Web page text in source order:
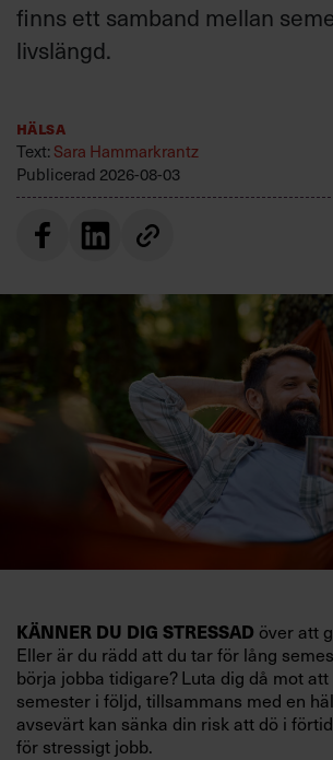
finns ett samband mellan
livslängd.
Hälsa
Text: Sara Hammarkrantz
Publicerad 2026-08-03
KÄNNER DU DIG STRESSAD över att
Eller är du rädd att du tar för lång
börja jobba tidigare? Luta dig då mot
semester i följd, tillsammans med en
avsevärt kan sänka din risk att dö i
för stressigt jobb.